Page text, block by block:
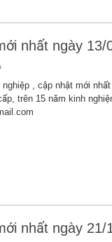
nhất ngày 13/
, cập nhật mới
trên 15 năm kinh
nhất ngày 21/